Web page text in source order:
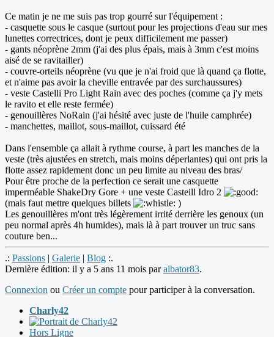
Ce matin je ne me suis pas trop gourré sur l'équipement :
- casquette sous le casque (surtout pour les projections d'eau sur mes
lunettes correctrices, dont je peux difficilement me passer)
- gants néoprène 2mm (j'ai des plus épais, mais à 3mm c'est moins
aisé de se ravitailler)
- couvre-orteils néoprène (vu que je n'ai froid que là quand ça flotte,
et n'aime pas avoir la cheville entravée par des surchaussures)
- veste Castelli Pro Light Rain avec des poches (comme ça j'y mets
le ravito et elle reste fermée)
- genouillères NoRain (j'ai hésité avec juste de l'huile camphrée)
- manchettes, maillot, sous-maillot, cuissard été
Dans l'ensemble ça allait à rythme course, à part les manches de la
veste (très ajustées en stretch, mais moins déperlantes) qui ont pris la
flotte assez rapidement donc un peu limite au niveau des bras/
Pour être proche de la perfection ce serait une casquette
imperméable ShakeDry Gore + une veste Casteill Idro 2
(mais faut mettre quelques billets
)
Les genouillères m'ont très légèrement irrité derrière les genoux (un
peu normal après 4h humides), mais là à part trouver un truc sans
couture ben...
.: Passions | Galerie | Blog :.
Dernière édition: il y a 5 ans 11 mois paralbator83.
Connexion ou Créer un compte pour participer à la conversation.
Charly42
Hors Ligne